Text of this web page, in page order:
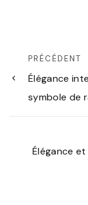
PRÉCÉDENT
Élégance
symbole de
Élégance et